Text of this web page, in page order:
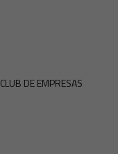
CLUB DE EMPRESAS